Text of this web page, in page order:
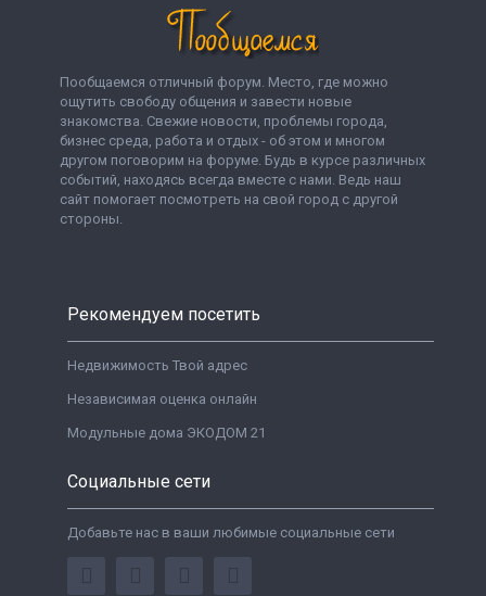
Пообщаемся отличный форум. Место, где можно
ощутить свободу общения и завести новые
знакомства. Свежие новости, проблемы города,
бизнес среда, работа и отдых - об этом и многом
другом поговорим на форуме. Будь в курсе различных
событий, находясь всегда вместе с нами. Ведь наш
сайт помогает посмотреть на свой город с другой
стороны.
Рекомендуем посетить
Недвижимость Твой адрес
Независимая оценка онлайн
Модульные дома ЭКОДОМ 21
Социальные сети
Добавьте нас в ваши любимые социальные сети